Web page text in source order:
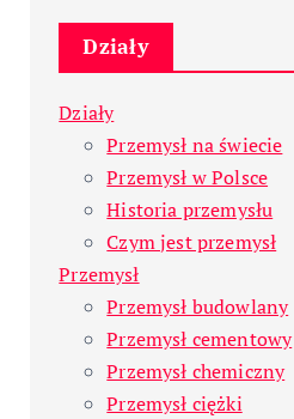
Działy
Działy
Przemysł na świecie
Przemysł w Polsce
Historia przemysłu
Czym jest przemysł
Przemysł
Przemysł budowlany
Przemysł cementowy
Przemysł chemiczny
Przemysł ciężki